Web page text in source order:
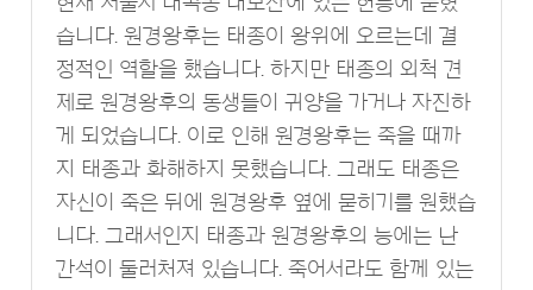
습니다. 원경왕후는 태종이 왕위에 오르는데 결
정적인 역할을 했습니다. 하지만 태종의 외척 견
제로 원경왕후의 동생들이 귀양을 가거나 자진하
게 되었습니다. 이로 인해 원경왕후는 죽을 때까
지 태종과 화해하지 못했습니다. 그래도 태종은
자신이 죽은 뒤에 원경왕후 옆에 묻히기를 원했습
니다. 그래서인지 태종과 원경왕후의 능에는 난
간석이 둘러처져 있습니다. 죽어서라도 함께 있는